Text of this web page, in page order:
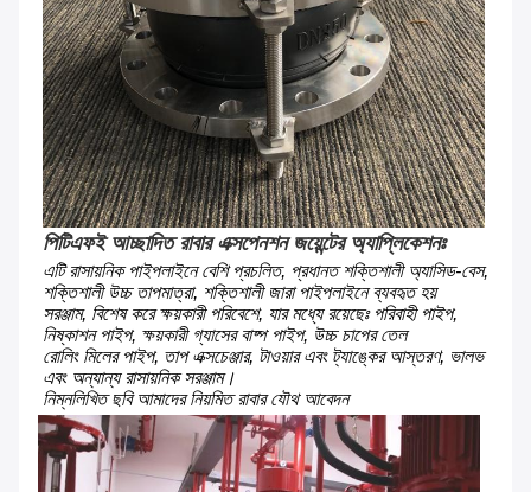
পিটিএফই আচ্ছাদিত রাবার এক্সপেনশন জয়েন্টের অ্যাপ্লিকেশনঃ
এটি রাসায়নিক পাইপলাইনে বেশি প্রচলিত, প্রধানত শক্তিশালী অ্যাসিড-বেস,
শক্তিশালী উচ্চ তাপমাত্রা, শক্তিশালী জারা পাইপলাইনে ব্যবহৃত হয়
সরঞ্জাম, বিশেষ করে ক্ষয়কারী পরিবেশে, যার মধ্যে রয়েছেঃ পরিবাহী পাইপ,
নিষ্কাশন পাইপ, ক্ষয়কারী গ্যাসের বাষ্প পাইপ, উচ্চ চাপের তেল
রোলিং মিলের পাইপ, তাপ এক্সচেঞ্জার, টাওয়ার এবং ট্যাঙ্কের আস্তরণ, ভালভ
এবং অন্যান্য রাসায়নিক সরঞ্জাম।
নিম্নলিখিত ছবি আমাদের নিয়মিত রাবার যৌথ আবেদন